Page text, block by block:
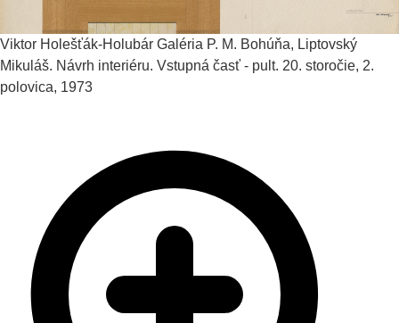
Viktor Holešťák-Holubár Galéria P. M. Bohúňa, Liptovský
Mikuláš. Návrh interiéru. Vstupná časť - pult. 20. storočie, 2.
polovica, 1973